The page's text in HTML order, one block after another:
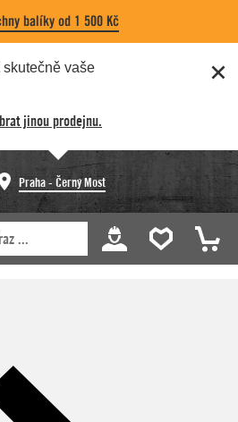
balíky od 1 500 Kč
skutečně vaše
jinou prodejnu.
Praha - Černý Most